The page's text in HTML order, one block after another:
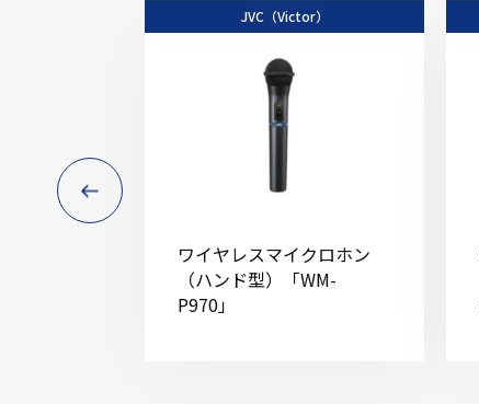
JVC（Victor）
ワイヤレスマイクロホン
（ハンド型）「WM-
P970」